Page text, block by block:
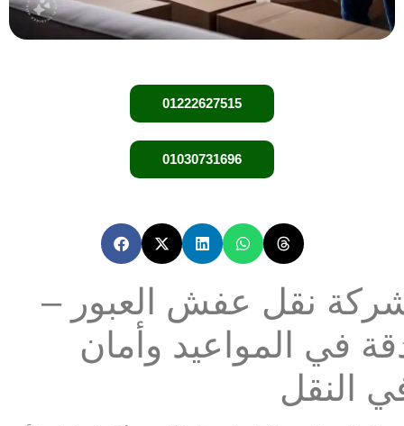
01222627515
01030731696
في المواعيد وأمان
النقل